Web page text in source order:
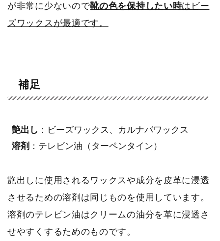
が非常に少ないので靴の色を保持したい時はビー
ズワックスが最適です。
補足
艶出し ：ビーズワックス、カルナバワックス
溶剤 ：テレビン油（ターペンタイン）
艶出しに使用されるワックスや成分を皮革に浸透
させるための溶剤は同じものを使用しています。
溶剤のテレビン油はクリームの油分を革に浸透さ
せやすくするためのものです。